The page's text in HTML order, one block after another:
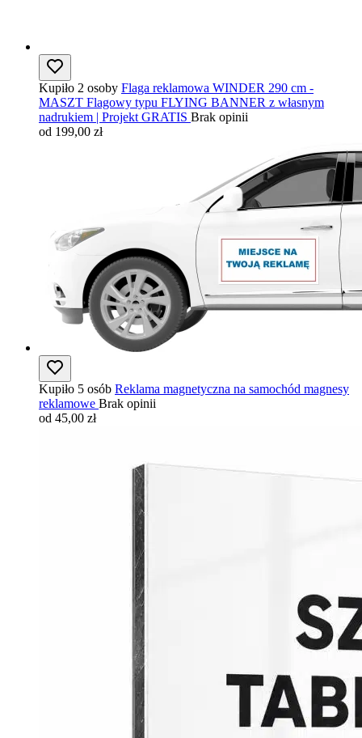
Kupiło 2 osoby Flaga reklamowa WINDER 290 cm -
MASZT Flagowy typu FLYING BANNER z własnym
nadrukiem | Projekt GRATIS Brak opinii
od 199,00 zł
Kupiło 5 osób Reklama magnetyczna na samochód magnesy
reklamowe Brak opinii
od 45,00 zł